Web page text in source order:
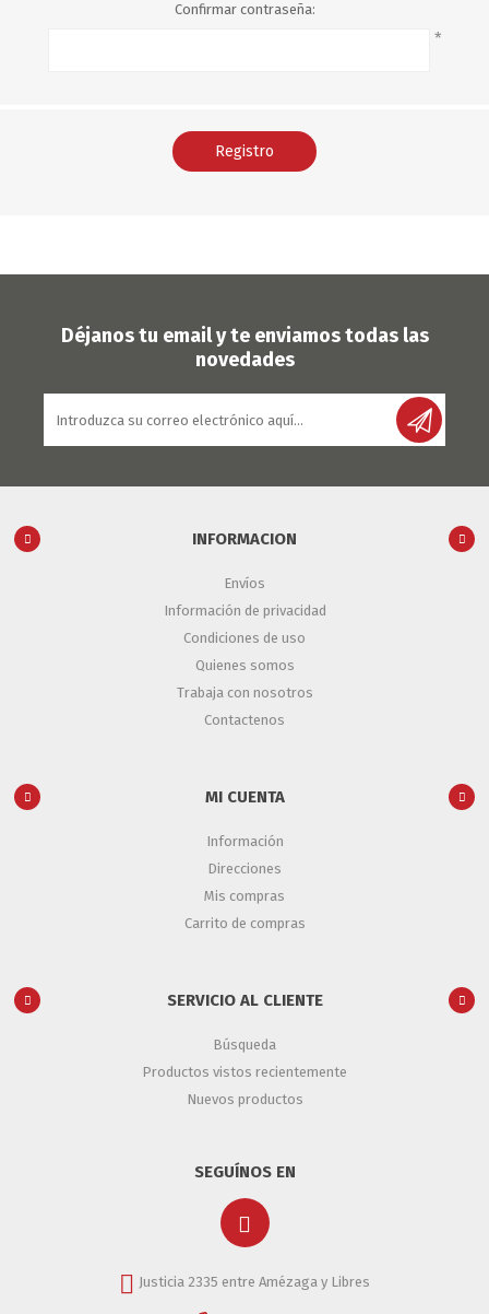
Confirmar contraseña:
*
Déjanos tu email y te enviamos todas las
novedades
INFORMACION
Envíos
Información de privacidad
Condiciones de uso
Quienes somos
Trabaja con nosotros
Contactenos
MI CUENTA
Información
Direcciones
Mis compras
Carrito de compras
SERVICIO AL CLIENTE
Búsqueda
Productos vistos recientemente
Nuevos productos
SEGUÍNOS EN
Justicia 2335 entre Amézaga y Libres